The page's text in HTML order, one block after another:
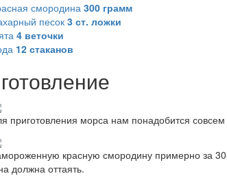
смородина300 грамм
песок 3 ст. ложки
4 веточки
12 стаканов
приготовления морса нам понадобится
красную смородину примерно за
должна оттаять.